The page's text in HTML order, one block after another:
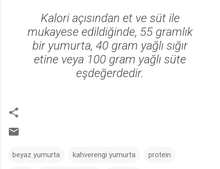
Kalori açısından et ve süt ile
mukayese edildiğinde, 55 gramlık
bir yumurta, 40 gram yağlı sığır
etine veya 100 gram yağlı süte
eşdeğerdedir.
beyaz yumurta kahverengi yumurta protein